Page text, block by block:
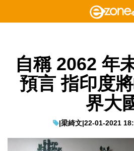
自稱 2062 年
預言 指印度
界大
|梁綺文|22-01-2021